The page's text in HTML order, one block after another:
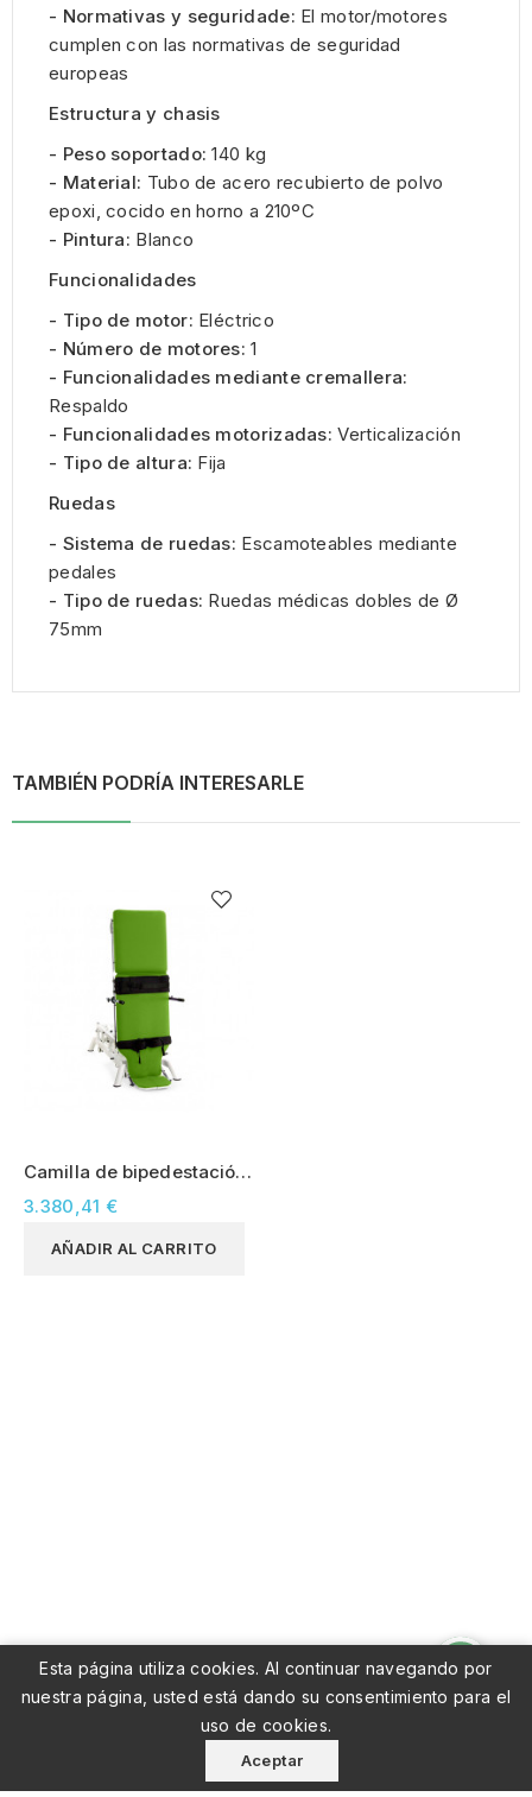
- Normativas y seguridade: El motor/motores
cumplen con las normativas de seguridad
europeas
Estructura y chasis
- Peso soportado: 140 kg
- Material: Tubo de acero recubierto de polvo
epoxi, cocido en horno a 210ºC
- Pintura: Blanco
Funcionalidades
- Tipo de motor: Eléctrico
- Número de motores: 1
- Funcionalidades mediante cremallera:
Respaldo
- Funcionalidades motorizadas: Verticalización
- Tipo de altura: Fija
Ruedas
- Sistema de ruedas: Escamoteables mediante
pedales
- Tipo de ruedas: Ruedas médicas dobles de Ø
75mm
TAMBIÉN PODRÍA INTERESARLE
Camilla de bipedestación
pediatría, 2 motores -
Mobercas (CE-2225-PI-
PED)
3.380,41 €
AÑADIR AL CARRITO
Esta página utiliza cookies. Al continuar navegando por
nuestra página, usted está dando su consentimiento para el
uso de cookies.
Aceptar

SUSCRÍBETE AL BOLETÍN 